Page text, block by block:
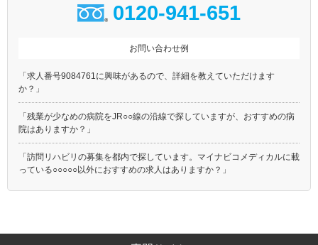
0120-941-651
お問い合わせ例
「求人番号9084761に興味があるので、詳細を教えていただけます
か？」
「残業が少なめの病院をJR○○線の沿線で探していますが、おすすめの病
院はありますか？」
「訪問リハビリの募集を都内で探しています。マイナビコメディカルに載
っている○○○○○以外におすすめの求人はありますか？」